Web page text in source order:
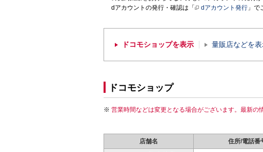
dアカウントの発行・確認は「
dアカウント発行 」で
ドコモショップを表示 量販店などを
ドコモショップ
営業時間などは変更となる場合がございます。最新の
店舗名 住所/電話番